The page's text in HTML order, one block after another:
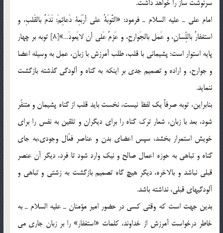
سرنوشت ساز را خواهد داشت.
امام علي ـ عليه السلام ـ فرمود: «التَّوبَةُ علي أرَبَعِة دَعائِمَ: نَدَمٌ بالقَلبِ، و
استغفارٌ باللِّسانِ، و عَمل بالجَوارحِ، و عَزمٌ عَلي أن لايَعودَ…»[8] توبه بر چهار
پايه استوار است: پشيماني با قلب، طلب آمرزش با زبان، عمل به وسيله اعضا
و جوارح، و اراده و تصميم جدي بر اينكه به گناه و آلودگي گذشته بازگشت
ننمايد.
بنابراين، توبه صرفاً يك لفظ نيست، نخست بايد قلب از گناه پشيمان و متنفّر
شود، بعد با زبان، شعار ترك گناه را براي ديگران و تلقين به نفس را براي
خويش استمرار بخشد، سپس اعضاي بدن و عناصر فعّال وجودي،‌به جاي
گناه و تباهي به حوزه اعمال صالح و نيك وارد شود تا فرد، ديگر آن عنصر
قبلي نباشد و بالاخره، ديگر هيچ گاه تصميم بازگشت به زشتي و تباهي و
آلودگيهاي قبلي، نداشته باشد.
بدين جهت است كه وقتي كسي در حضور امير مؤمنان ـ عليه السلام ـ به
خاطر درخواست آمرزش از خداوند، كلمات «استغفار» را بر زبان جاري مي